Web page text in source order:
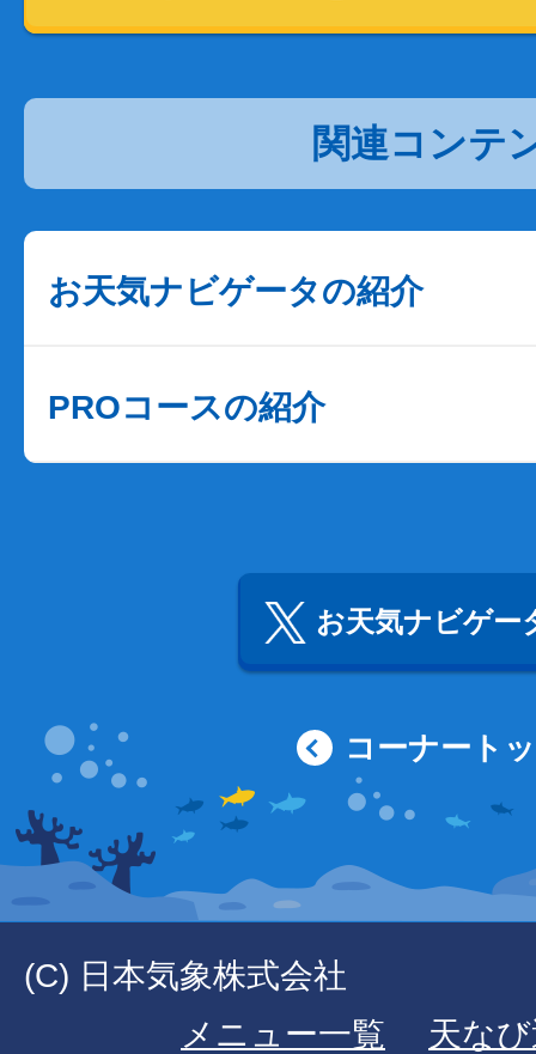
関連コンテ
お天気ナビゲータの紹介
PROコースの紹介
お天気ナビゲー
コーナート
(C) 日本気象株式会社
メニュー一覧
天な